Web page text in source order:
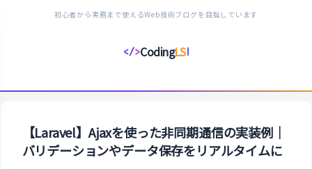
初心者から実務まで使えるWeb技術ブログを目指しています
</>CodingLS
コ
デ
ン
グ
【Laravel】Ajaxを使った非同期通信の実装例｜
バリデーションやデータ保存をリアルタイムに